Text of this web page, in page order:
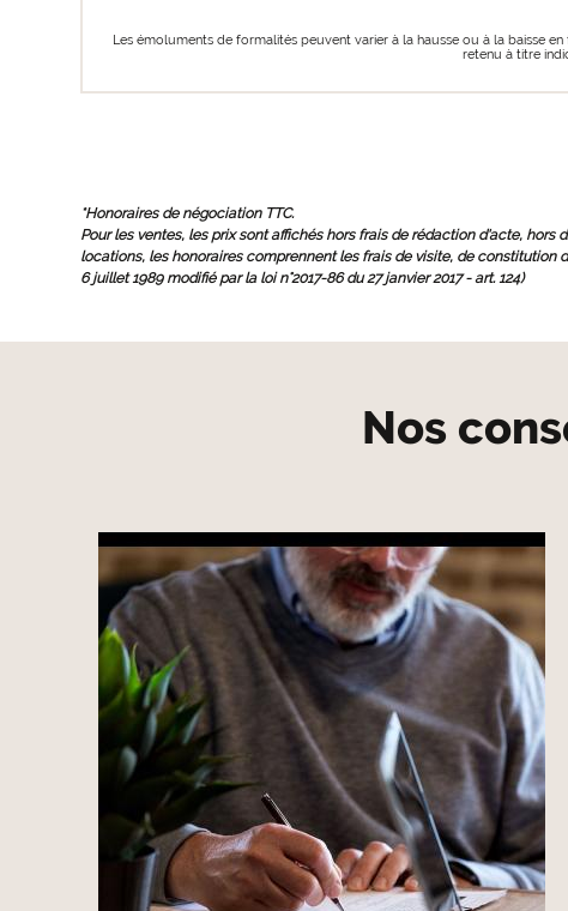
Les émoluments de formalités peuvent varier à la hausse ou à la baisse
retenu à titre
*Honoraires de négociation TTC.
Pour les ventes, les prix sont affichés hors frais de rédaction d'acte,
locations, les honoraires comprennent les frais de visite, de constitution
6 juillet 1989 modifié par la loi n°2017-86 du 27 janvier 2017 - art. 124)
Nos